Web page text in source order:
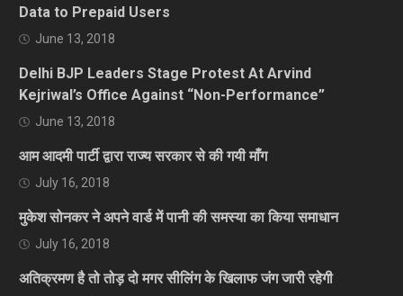
Data to Prepaid Users
June 13, 2018
Delhi BJP Leaders Stage Protest At Arvind
Kejriwal’s Office Against “Non-Performance”
June 13, 2018
आम आदमी पार्टी द्वारा राज्य सरकार से की गयी माँग
July 16, 2018
मुकेश सोनकर ने अपने वार्ड में पानी की समस्या का किया समाधान
July 16, 2018
अतिक्रमण है तो तोड़ दो मगर सीलिंग के खिलाफ जंग जारी रहेगी